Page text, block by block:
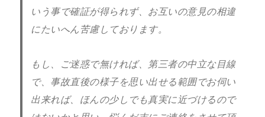
いう事で確証が得られず、お互いの意見の相違
にたいへん苦慮しております。
もし、ご迷惑で無ければ、第三者の中立な目線
で、事故直後の様子を思い出せる範囲でお伺い
出来れば、ほんの少しでも真実に近づけるので